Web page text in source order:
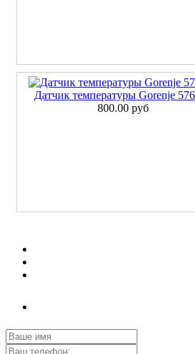
Датчик температуры Gorenje
800.00 руб